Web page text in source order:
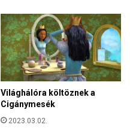
Világhálóra költöznek a
Cigánymesék
2023.03.02.